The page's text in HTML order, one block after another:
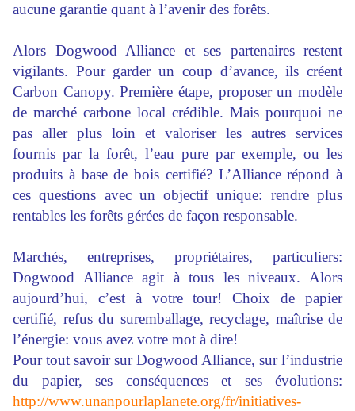
aucune garantie quant à l’avenir des forêts.
Alors Dogwood Alliance et ses partenaires restent
vigilants. Pour garder un coup d’avance, ils créent
Carbon Canopy. Première étape, proposer un modèle
de marché carbone local crédible. Mais pourquoi ne
pas aller plus loin et valoriser les autres services
fournis par la forêt, l’eau pure par exemple, ou les
produits à base de bois certifié? L’Alliance répond à
ces questions avec un objectif unique: rendre plus
rentables les forêts gérées de façon responsable.
Marchés, entreprises, propriétaires, particuliers:
Dogwood Alliance agit à tous les niveaux. Alors
aujourd’hui, c’est à votre tour! Choix de papier
certifié, refus du suremballage, recyclage, maîtrise de
l’énergie: vous avez votre mot à dire!
Pour tout savoir sur Dogwood Alliance, sur l’industrie
du papier, ses conséquences et ses évolutions:
http://www.unanpourlaplanete.org/fr/initiatives-